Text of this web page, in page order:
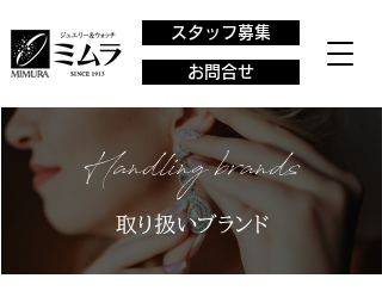
スタッフ募集
お問合せ